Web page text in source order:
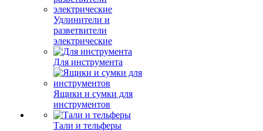
Удлинители и
разветвители
электрические
Для инструмента
Ящики и сумки для
инструментов
Тали и тельферы